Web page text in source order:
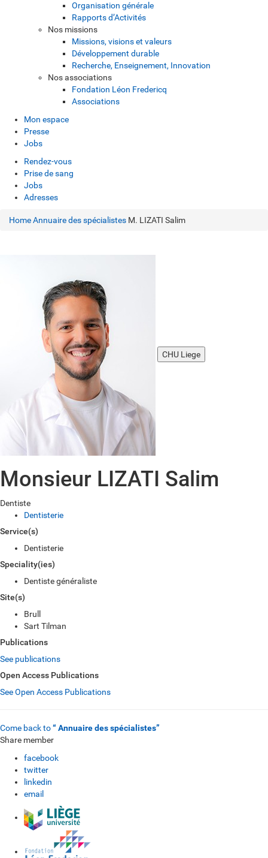
Organisation générale
Rapports d’Activités
Nos missions
Missions, visions et valeurs
Développement durable
Recherche, Enseignement, Innovation
Nos associations
Fondation Léon Fredericq
Associations
Mon espace
Presse
Jobs
Rendez-vous
Prise de sang
Jobs
Adresses
HomeAnnuaire des spécialistes M. LIZATI Salim
CHU Liege
Monsieur LIZATI Salim
Dentiste
Dentisterie
Service(s)
Dentisterie
Speciality(ies)
Dentiste généraliste
Site(s)
Brull
Sart Tilman
Publications
See publications
Open Access Publications
See Open Access Publications
Come back to“ Annuaire des spécialistes”
Share member
facebook
twitter
linkedin
email